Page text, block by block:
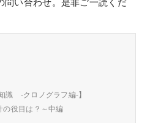
問い合わせ。是非ご一読くだ
識 -クロノグラフ編-】
の役目は？～中編